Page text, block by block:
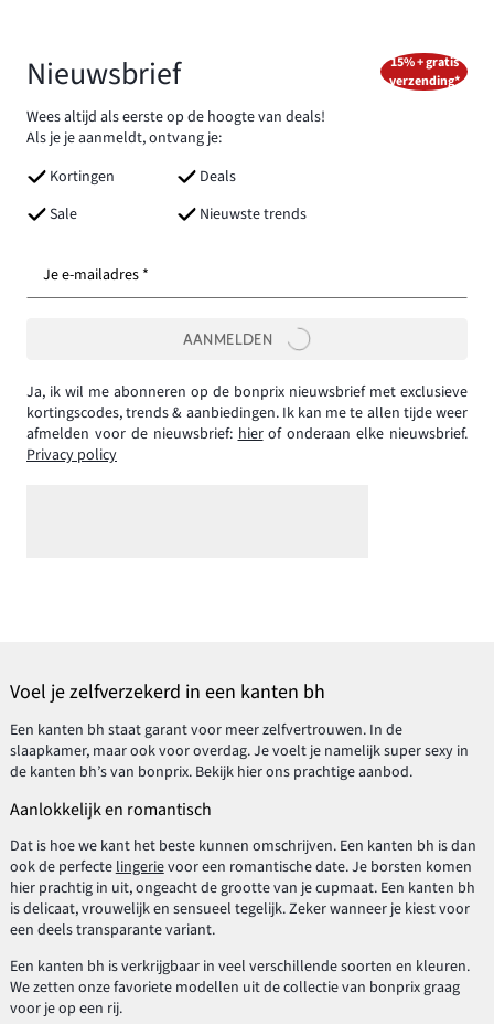
Nieuwsbrief
Wees altijd als eerste op de hoogte van deals!
Als je je aanmeldt, ontvang je:
Kortingen
Deals
Sale
Nieuwste trends
15% + gratis
verzending*
Je e-mailadres *
AANMELDEN
Ja, ik wil me abonneren op de bonprix nieuwsbrief met exclusieve
kortingscodes, trends & aanbiedingen. Ik kan me te allen tijde weer
afmelden voor de nieuwsbrief: hierof onderaan elke nieuwsbrief.
Privacy policy
Voel je zelfverzekerd in een kanten bh
Een kanten bh staat garant voor meer zelfvertrouwen. In de
slaapkamer, maar ook voor overdag. Je voelt je namelijk super sexy in
de kanten bh’s van bonprix. Bekijk hier ons prachtige aanbod.
Aanlokkelijk en romantisch
Dat is hoe we kant het beste kunnen omschrijven. Een kanten bh is dan
ook de perfecte lingerievoor een romantische date. Je borsten komen
hier prachtig in uit, ongeacht de grootte van je cupmaat. Een kanten bh
is delicaat, vrouwelijk en sensueel tegelijk. Zeker wanneer je kiest voor
een deels transparante variant.
Een kanten bh is verkrijgbaar in veel verschillende soorten en kleuren.
We zetten onze favoriete modellen uit de collectie van bonprix graag
voor je op een rij.